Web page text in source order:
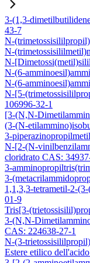
3-(1,3-
43-7
N-
N-
N-
N-(6-
N-(6-
N-[5-
106996-32-1
[3-(N,N-
(3-(N-
3-
N-[2-(N-
cloridrato CAS:
3-
3-
1,1,3,3-tetrametil-2-
01-9
Tris[3-
3-(N,N-
CAS: 224638-27-1
N-(3-
Estere etilico